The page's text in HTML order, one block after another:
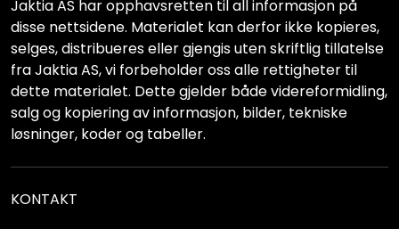
Jaktia AS har opphavsretten til all informasjon på
disse nettsidene. Materialet kan derfor ikke kopieres,
selges, distribueres eller gjengis uten skriftlig tillatelse
fra Jaktia AS, vi forbeholder oss alle rettigheter til
dette materialet. Dette gjelder både videreformidling,
salg og kopiering av informasjon, bilder, tekniske
løsninger, koder og tabeller.
KONTAKT